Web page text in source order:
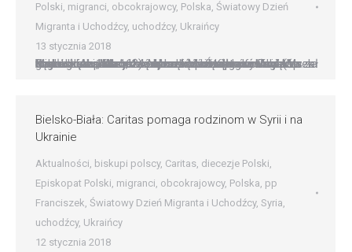
Polski, migranci, obcokrajowcy, Polska, Światowy Dzień
Migranta i Uchodźcy, uchodźcy, Ukraińcy
13 stycznia 2018
Kraków: Abp Marek Jędraszewski odprawi Mszę św. według formularza za uchodźców Kraków: Abp Marek Jędraszewski odprawi Mszę św. według formularza za uchodźców Jutro, 14 stycznia w Światowy Dzień Migrantów i Uchodźców, metropolita krakowski abp Marek Jędraszewski odprawi Mszę św. według formularza „Mszy za uchodźców i wygnańców” (Mszał Rzymski, s. 161-162). Msza będzie sprawowana o godz.…
Bielsko-Biała: Caritas pomaga rodzinom w Syrii i na
Ukrainie
Aktualności, biskupi polscy, Caritas, diecezje Polski,
Episkopat Polski, migranci, obcokrajowcy, Polska, pp
Franciszek, Światowy Dzień Migranta i Uchodźcy, Syria,
uchodźcy, Ukraińcy
12 stycznia 2018